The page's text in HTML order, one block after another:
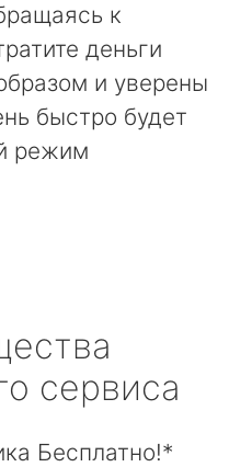
к
деньги
и уверены
быстро будет
режим
сервиса
Бесплатно!*